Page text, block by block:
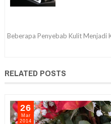
Beberapa Penyebab Kulit Menjadi
RELATED POSTS
26
Mar
2014